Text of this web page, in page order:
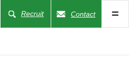
Recruit Contact